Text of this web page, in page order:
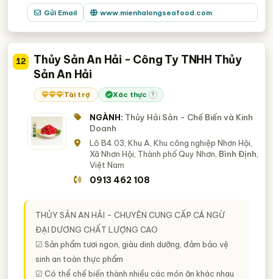
Gửi Email www.mienhalongseafood.com
12
Thủy Sản An Hải - Công Ty TNHH Thủy
Sản An Hải
Tài trợ Xác thực ?
NGÀNH: Thủy Hải Sản - Chế Biến và Kinh
Doanh
Lô B4.03, Khu A, Khu công nghiệp Nhơn Hội,
Xã Nhơn Hội, Thành phố Quy Nhơn, Bình Định
Việt Nam
0913 462 108
THỦY SẢN AN HẢI - CHUYÊN CUNG CẤP CÁ NGỪ
ĐẠI DƯƠNG CHẤT LƯỢNG CAO
☑ Sản phẩm tươi ngon, giàu dinh dưỡng, đảm bảo vệ
sinh an toàn thực phẩm
☑ Có thể chế biến thành nhiều các món ăn khác nhau